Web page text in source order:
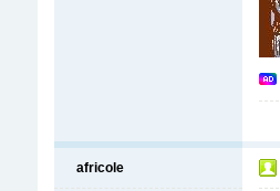
africole